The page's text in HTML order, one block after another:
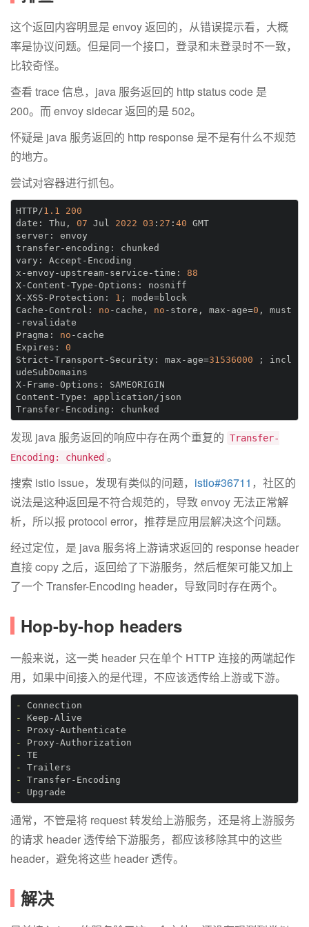
这个返回内容明显是 envoy 返回的，从错误提示看，大概
率是协议问题。但是同一个接口，登录和未登录时不一致，
比较奇怪。
查看 trace 信息，java 服务返回的 http status code 是
200。而 envoy sidecar 返回的是 502。
怀疑是 java 服务返回的 http response 是不是有什么不规范
的地方。
尝试对容器进行抓包。
HTTP/1.1
200
date:
Thu, 07 Jul 2022 03 : 27 : 40
GMT
server:
transfer-encoding:
vary:
x-envoy-upstream-service-time:
88
X-Content-Type-Options:
X-XSS-Protection:
1
Cache-Control:
no -cache, no -store, max-age=0 , must
Pragma:
no
Expires:
0
Strict-Transport-Security:
max-age=31536000 ; incl
X-Frame-Options:
Content-Type:
Transfer-Encoding:
发现 java 服务返回的响应中存在两个重复的 Transfer-
Encoding: chunked 。
搜索 istio issue，发现有类似的问题， istio#36711 ，社区的
说法是这种返回是不符合规范的，导致 envoy 无法正常解
析，所以报 protocol error，推荐是应用层解决这个问题。
经过定位，是 java 服务将上游请求返回的 response header
直接 copy 之后，返回给了下游服务，然后框架可能又加上
了一个 Transfer-Encoding header，导致同时存在两个。
Hop-by-hop headers
一般来说，这一类 header 只在单个 HTTP 连接的两端起作
用，如果中间接入的是代理，不应该透传给上游或下游。
-
-
-
-
-
-
-
-
通常，不管是将 request 转发给上游服务，还是将上游服务
的请求 header 透传给下游服务，都应该移除其中的这些
header，避免将这些 header 透传。
解决